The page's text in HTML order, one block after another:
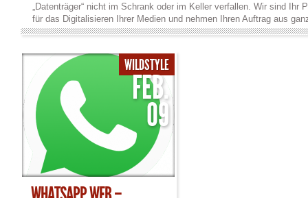
„Datenträger“ nicht im Schrank oder im Keller verfallen. Wir sind Ihr
für das Digitalisieren Ihrer Medien und nehmen Ihren Auftrag aus
Deutschland gern an. Wir digitalisieren nahezu allen gängigen
Medien gewährleisten wir, dass Sie noch lange Freude an ihnen
Und … Wir digitalisieren fast alles: Audio Audio-Compact-Kassetten
Diktierkassetten (Stenorette), Spulen-Tonbänder, Schallplatten in
Schellack, Exoten wie Tefifon oder Drahtspulen (Suprachord)
(z.B WAV, FLAC) und/oder komprimiert (z.B. MP3 oder OGG).
VHS (auch HiFi Longplay), S-VHS, VHS-C, Video8, Hi8, Video2000 ,
Betamax, U-matic, Filmrollen bzw. Filmspulen mit Schmalfilmen,
(Super-8), 16mm, 35mm. Bilder & Dokumente Wir digitalisieren auch
Papierfotos, Filmstreifen, Negative und Dia-Positive oder scannen
Dokumente ein. Dabei kommen hochwertige Film- und
zum Einsatz. Restaurierung Mit unseren Restaurierungs-
unserer professionellen Bearbeitung im Ton- und Videostudio
WILDSTYLE
FEB.
09